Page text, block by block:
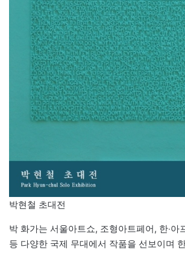
박현철 초대전
박 화가는 서울아트쇼, 조형아트페어, 한‧아
등 다양한 국제 무대에서 작품을 선보이며